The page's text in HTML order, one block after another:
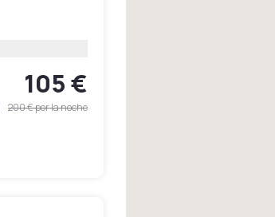
105 €
200 €por la noche